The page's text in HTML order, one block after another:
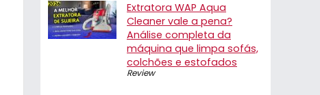
Extratora WAP Aqua
Cleaner vale a pena?
Análise completa da
máquina que limpa sofás,
colchões e estofados
Review